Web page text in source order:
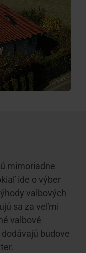
mimoriadne
ide o výber
valbových
sa za veľmi
valbové
budove